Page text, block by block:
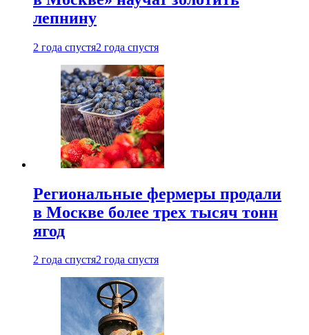
лепнину
2 года спустя2 года спустя
Региональные фермеры продали
в Москве более трех тысяч тонн
ягод
2 года спустя2 года спустя